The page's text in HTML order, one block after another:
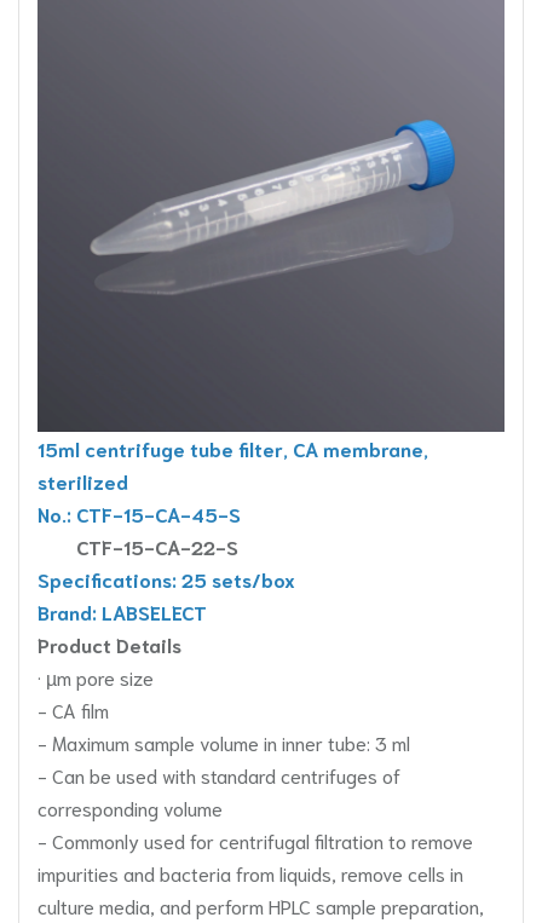
15ml centrifuge tube filter, CA membrane,
sterilized
No.: CTF-15-CA-45-S
CTF-15-CA-22-S
Specifications: 25 sets/box
Brand: LABSELECT
Product Details
· µm pore size
- CA film
- Maximum sample volume in inner tube: 3 ml
- Can be used with standard centrifuges of
corresponding volume
- Commonly used for centrifugal filtration to remove
impurities and bacteria from liquids, remove cells in
culture media, and perform HPLC sample preparation,